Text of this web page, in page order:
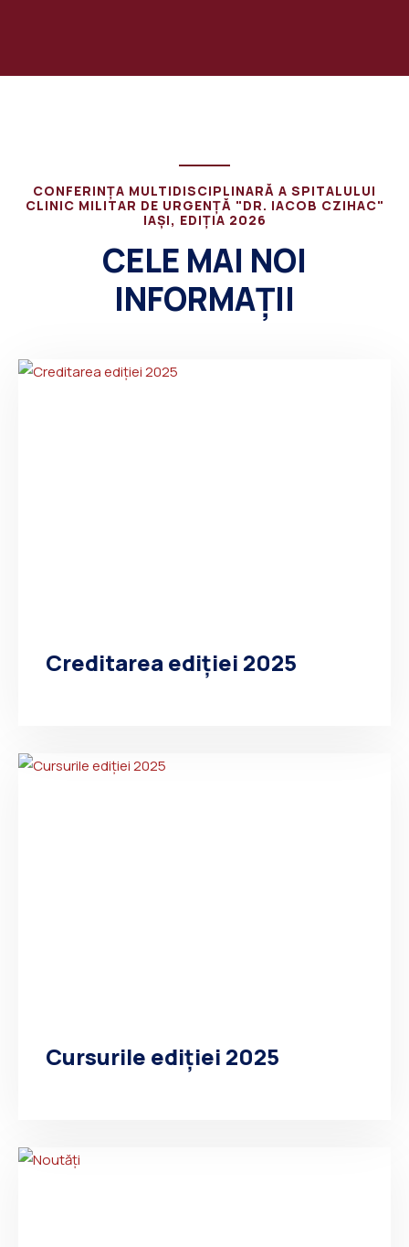
CONFERINȚA MULTIDISCIPLINARĂ A SPITALULUI
CLINIC MILITAR DE URGENȚĂ "DR. IACOB CZIHAC"
IAȘI, EDIȚIA 2026
CELE MAI NOI
INFORMAȚII
Creditarea ediției 2025
Cursurile ediției 2025